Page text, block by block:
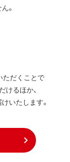
。
ただくことで
けるほか、
いたします。